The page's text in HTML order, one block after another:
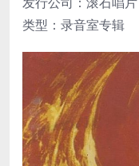
类型：录音室专辑